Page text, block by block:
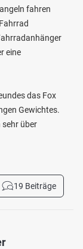
fahren
eine
das Fox
Gewichtes.
über
19 Beiträge